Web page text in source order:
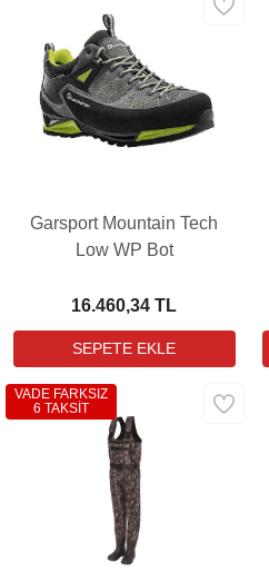
Garsport Mountain Tech
Low WP Bot
16.460,34 TL
VADE FARKSIZ
6 TAKSİT